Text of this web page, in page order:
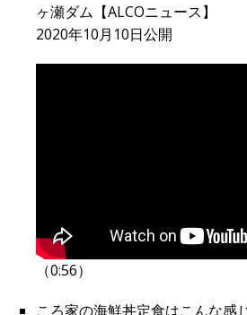
ヶ瀬ダム【ALCOニュース】
2020年10月10日公開
（0:56）
ころ家の海鮮丼定食はこんな感